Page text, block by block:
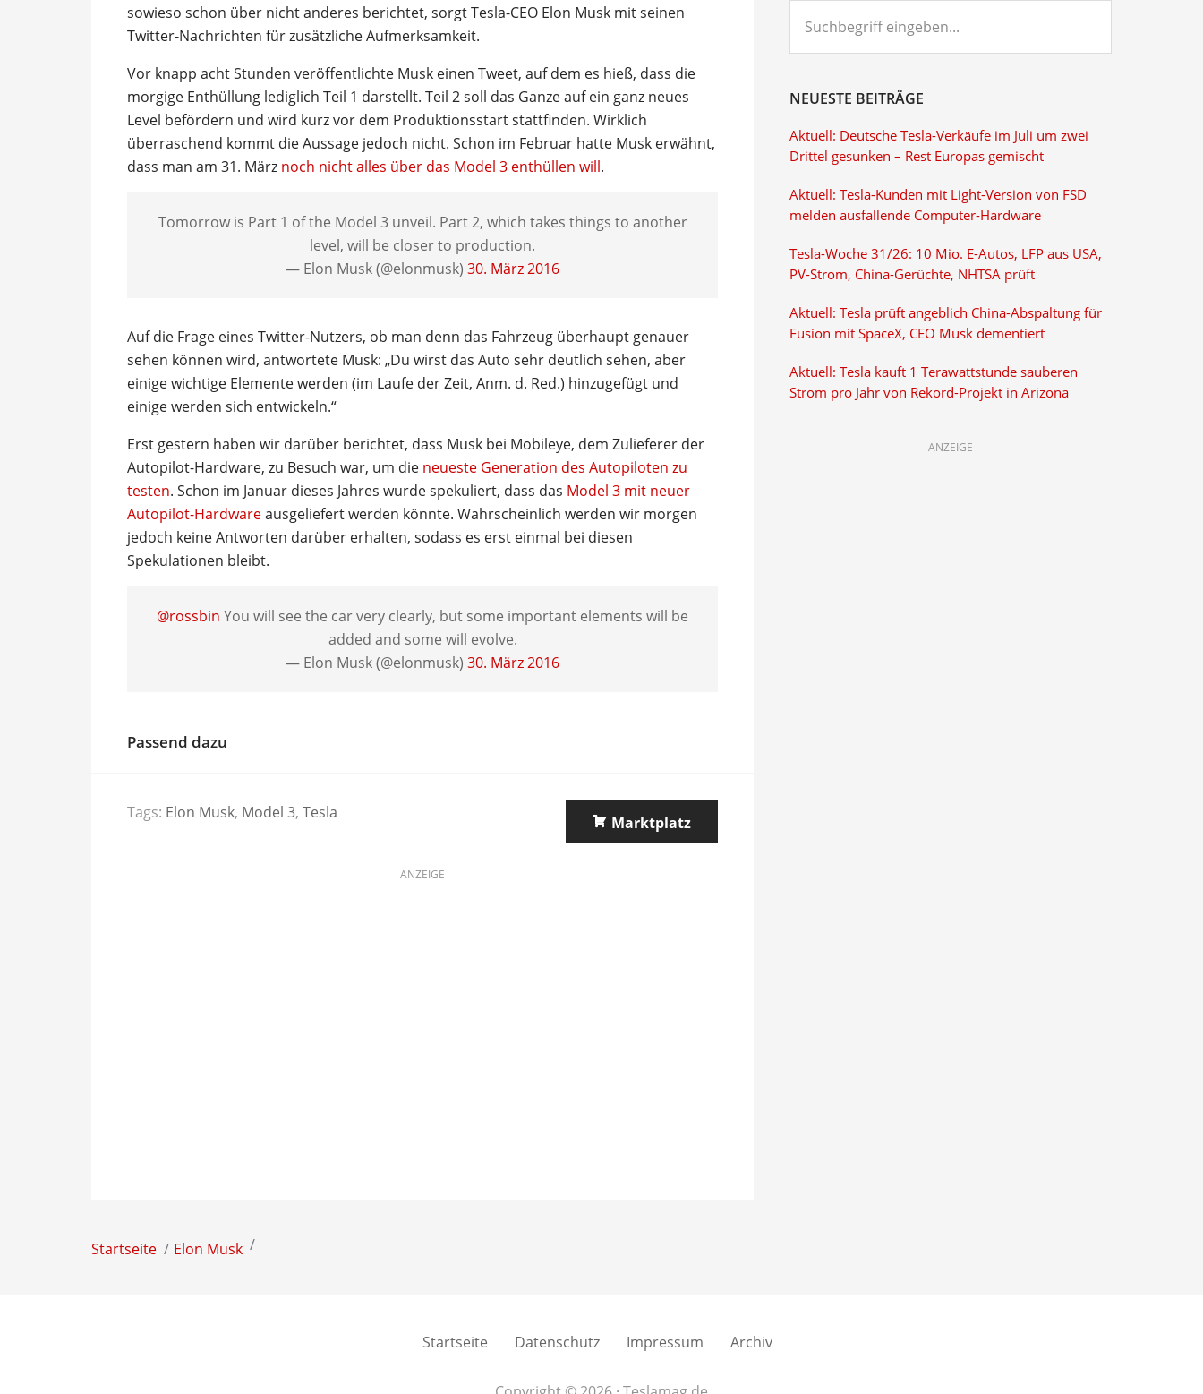
sowieso schon über nicht anderes berichtet, sorgt Tesla-CEO Elon Musk mit seinen
Twitter-Nachrichten für zusätzliche Aufmerksamkeit.
Vor knapp acht Stunden veröffentlichte Musk einen Tweet, auf dem es hieß, dass die
morgige Enthüllung lediglich Teil 1 darstellt. Teil 2 soll das Ganze auf ein ganz neues
Level befördern und wird kurz vor dem Produktionsstart stattfinden. Wirklich
überraschend kommt die Aussage jedoch nicht. Schon im Februar hatte Musk erwähnt,
dass man am 31. März noch nicht alles über das Model 3 enthüllen will.
Tomorrow is Part 1 of the Model 3 unveil. Part 2, which takes things to another
level, will be closer to production.
— Elon Musk (@elonmusk) 30. März 2016
Auf die Frage eines Twitter-Nutzers, ob man denn das Fahrzeug überhaupt genauer
sehen können wird, antwortete Musk: „Du wirst das Auto sehr deutlich sehen, aber
einige wichtige Elemente werden (im Laufe der Zeit, Anm. d. Red.) hinzugefügt und
einige werden sich entwickeln.“
Erst gestern haben wir darüber berichtet, dass Musk bei Mobileye, dem Zulieferer der
Autopilot-Hardware, zu Besuch war, um die neueste Generation des Autopiloten zu
testen. Schon im Januar dieses Jahres wurde spekuliert, dass das Model 3 mit neuer
Autopilot-Hardwareausgeliefert werden könnte. Wahrscheinlich werden wir morgen
jedoch keine Antworten darüber erhalten, sodass es erst einmal bei diesen
Spekulationen bleibt.
@rossbin You will see the car very clearly, but some important elements will be
added and some will evolve.
— Elon Musk (@elonmusk) 30. März 2016
Passend dazu
Tags: Elon Musk, Model 3, Tesla
Marktplatz
ANZEIGE
eingeben...
NEUESTE BEITRÄGE
Aktuell: Deutsche Tesla-Verkäufe im Juli um zwei
Drittel gesunken – Rest Europas gemischt
Aktuell: Tesla-Kunden mit Light-Version von FSD
melden ausfallende Computer-Hardware
Tesla-Woche 31/26: 10 Mio. E-Autos, LFP aus USA,
PV-Strom, China-Gerüchte, NHTSA prüft
Aktuell: Tesla prüft angeblich China-Abspaltung für
Fusion mit SpaceX, CEO Musk dementiert
Aktuell: Tesla kauft 1 Terawattstunde sauberen
Strom pro Jahr von Rekord-Projekt in Arizona
ANZEIGE
Startseite Elon Musk
Startseite Datenschutz Impressum Archiv